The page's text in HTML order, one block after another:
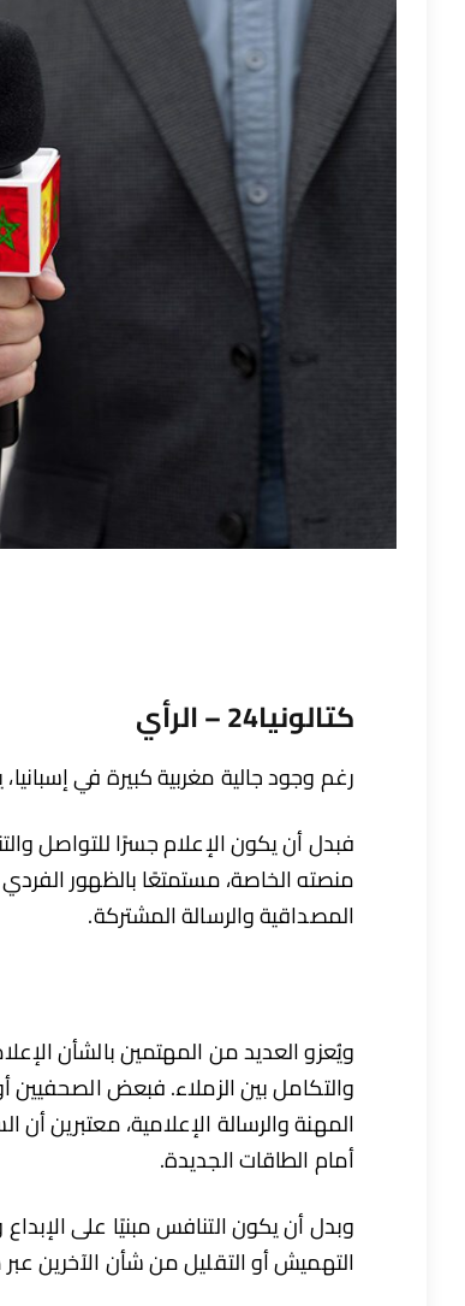
كتالونيا24 – الرأي
رغم وجود جالية مغربية كبيرة في
فبدل أن يكون الإعلام جسرًا للتواصل
منصته الخاصة، مستمتعًا بالظهور
المصداقية والرسالة المشتركة.
ويُعزو العديد من المهتمين بالشأن
والتكامل بين الزملاء. فبعض
المهنة والرسالة الإعلامية، معتبرين
أمام الطاقات الجديدة.
وبدل أن يكون التنافس مبنيًا على
التهميش أو التقليل من شأن الآخرين